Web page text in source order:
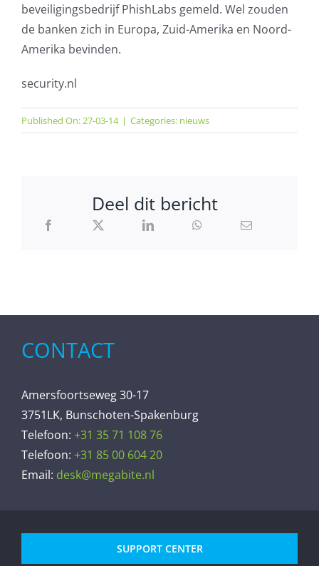
beveiligingsbedrijf PhishLabs gemeld. Wel zouden
de banken zich in Europa, Zuid-Amerika en Noord-
Amerika bevinden.
security.nl
Published On: 27-03-14 | Categories: nieuws
Deel dit bericht
CONTACT
Amersfoortseweg 30-17
3751LK, Bunschoten-Spakenburg
Telefoon: +31 35 71 108 76
Telefoon: +31 85 00 604 20
Email: desk@megabite.nl
SUPPORT CENTER